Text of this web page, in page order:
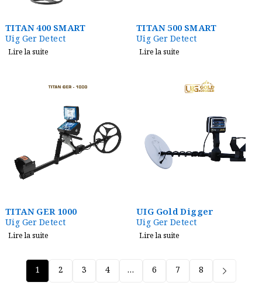
TITAN 400 SMART
Uig Ger Detect
Lire la suite
TITAN 500 SMART
Uig Ger Detect
Lire la suite
TITAN GER 1000
Uig Ger Detect
Lire la suite
UIG Gold Digger
Uig Ger Detect
Lire la suite
1 2 3 4 … 6 7 8